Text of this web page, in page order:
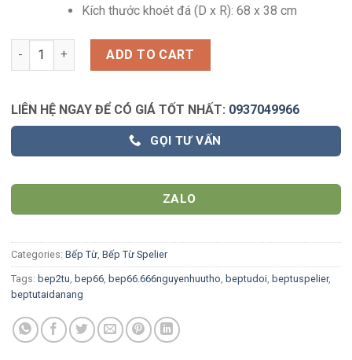
Kích thước khoét đá (D x R): 68 x 38 cm
Bếp từ Spelier SPE IC 1089-EG - Tặng bộ nối cao cấp 5 món
ADD TO CART
LIÊN HỆ NGAY ĐỂ CÓ GIÁ TỐT NHẤT: 0937049966
GỌI TƯ VẤN
ZALO
Categories: Bếp Từ Bếp Từ Spelier
Tags: bep2tu bep66 bep66.666nguyenhuutho beptudoi beptuspelier,
beptutaidanang